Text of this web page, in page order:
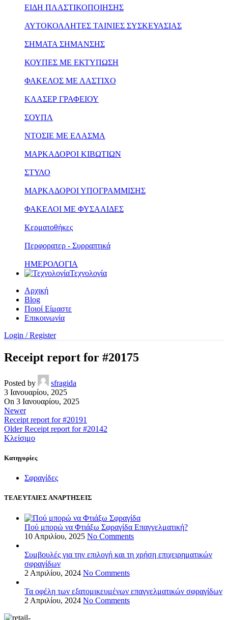
ΕΙΔΗ ΠΛΑΣΤΙΚΟΠΟΙΗΣΗΣ
ΑΥΤΟΚΟΛΛΗΤΕΣ ΤΑΙΝΙΕΣ ΣΥΣΚΕΥΑΣΙΑΣ
ΣΗΜΑΤΑ ΣΗΜΑΝΣΗΣ
ΚΟΥΠΕΣ ΜΕ ΕΚΤΥΠΩΣΗ
ΦΑΚΕΛΟΣ ΜΕ ΛΑΣΤΙΧΟ
ΚΛΑΣΕΡ ΓΡΑΦΕΙΟΥ
ΣΟΥΠΛ
ΝΤΟΣΙΕ ΜΕ ΕΛΑΣΜΑ
ΜΑΡΚΑΔΟΡΟΙ ΚΙΒΩΤΙΩΝ
ΣΤΥΛΟ
ΜΑΡΚΑΔΟΡΟΙ ΥΠΟΓΡΑΜΜΙΣΗΣ
ΦΑΚΕΛΟΙ ΜΕ ΦΥΣΑΛΙΔΕΣ
Κερματοθήκες
Περφορατερ - Συρραπτικά
ΗΜΕΡΟΛΟΓΙΑ
Τεχνολογία
Αρχική
Blog
Ποιοί Είμαστε
Επικοινωνία
Login / Register
Receipt report for #20175
Posted by
sfragida
3 Ιανουαρίου, 2025
On 3 Ιανουαρίου, 2025
Newer
Receipt report for #20191
Older Receipt report for #20142
Κλείσιμο
Kατηγορίες
Σφραγίδες
ΤΕΛΕΥΤΑΙΕΣ ΑΝΑΡΤΗΣΕΙΣ
Πού μπορώ να Φτιάξω Σφραγίδα Επαγγελματική?
10 Απριλίου, 2025 No Comments
Συμβουλές για την επιλογή και τη χρήση επιχειρηματικών
σφραγίδων
2 Απριλίου, 2024 No Comments
Τα οφέλη των εξατομικευμένων επαγγελματικών σφραγίδων
2 Απριλίου, 2024 No Comments